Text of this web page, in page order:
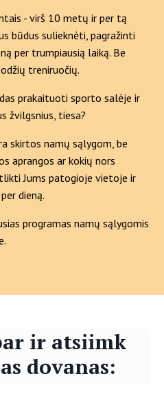
- virš 10 metų ir per tą
būdus sulieknėti, pagražinti
per trumpiausią laiką. Be
treniruočių.
prakaituoti sporto salėje ir
žvilgsnius, tiesa?
skirtos namų sąlygom, be
aprangos ar kokių nors
Jums patogioje vietoje ir
dieną.
programas namų sąlygomis
ir atsiimk
dovanas: